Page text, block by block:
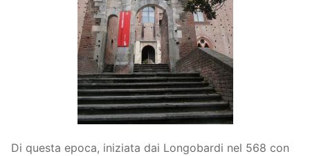
Di questa epoca, iniziata dai Longobardi nel 568 con